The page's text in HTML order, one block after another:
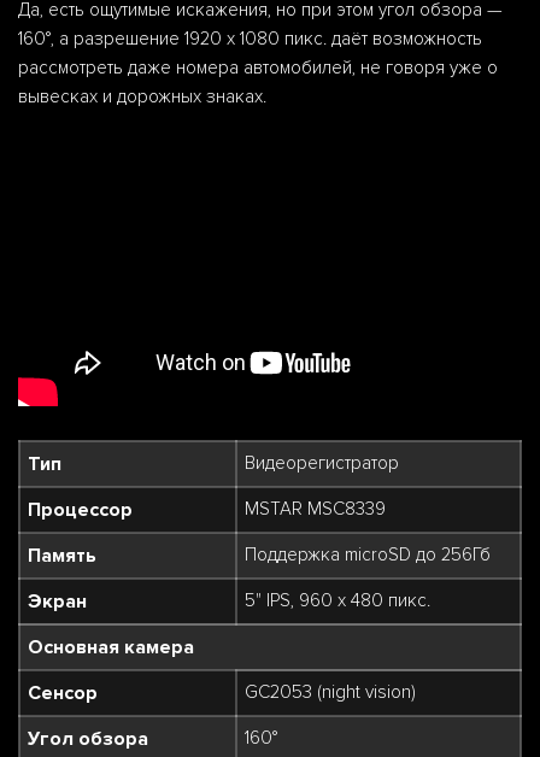
Да, есть ощутимые искажения, но при этом угол обзора —
160°, а разрешение 1920 х 1080 пикс. даёт возможность
рассмотреть даже номера автомобилей, не говоря уже о
вывесках и дорожных знаках.
Тип Видеорегистратор
Процессор MSTAR MSC8339
Память Поддержка microSD до 256Гб
Экран 5" IPS, 960 х 480 пикс.
Основная камера
Сенсор
GC2053 (night vision)
Угол обзора 160°